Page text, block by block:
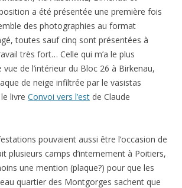
a été présentée une première fois
des photographies au format
toutes sauf cinq sont présentées à
très fort… Celle qui m’a le plus
vue de l’intérieur du Bloc 26 à Birkenau,
de neige infiltrée par le vasistas
livre Convoi vers l’est de Claude
pouvaient aussi être l’occasion de
plusieurs camps d’internement à Poitiers,
une mention (plaque?) pour que les
quartier des Montgorges sachent que